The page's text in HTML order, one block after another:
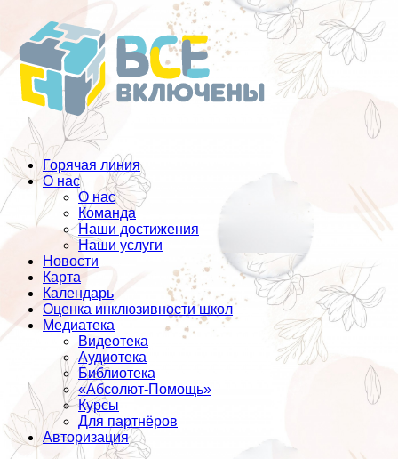
Горячая линия
О нас
О нас
Команда
Наши достижения
Наши услуги
Новости
Карта
Календарь
Оценка инклюзивности школ
Медиатека
Видеотека
Аудиотека
Библиотека
«Абсолют-Помощь»
Курсы
Для партнёров
Авторизация